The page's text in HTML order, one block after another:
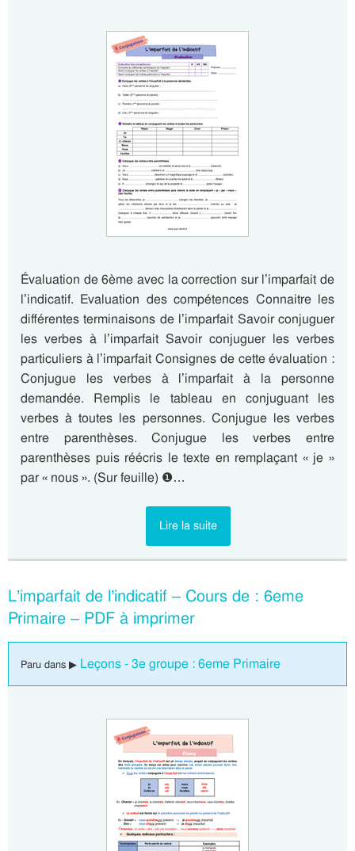
Évaluation de 6ème avec la correction sur l’imparfait de
l’indicatif. Evaluation des compétences Connaitre les
différentes terminaisons de l’imparfait Savoir conjuguer
les verbes à l’imparfait Savoir conjuguer les verbes
particuliers à l’imparfait Consignes de cette évaluation :
Conjugue les verbes à l’imparfait à la personne
demandée. Remplis le tableau en conjuguant les
verbes à toutes les personnes. Conjugue les verbes
entre parenthèses. Conjugue les verbes entre
parenthèses puis réécris le texte en remplaçant « je »
par « nous ». (Sur feuille) ❶…
Lire la suite
L’imparfait de l’indicatif – Cours de : 6eme
Primaire – PDF à imprimer
Paru dans ▶ Leçons - 3e groupe : 6eme Primaire